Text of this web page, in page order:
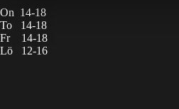
On 14-18
To 14-18
Fr 14-18
Lö 12-16